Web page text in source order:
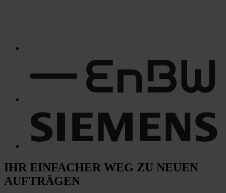
IHR EINFACHER WEG ZU NEUEN
AUFTRÄGEN